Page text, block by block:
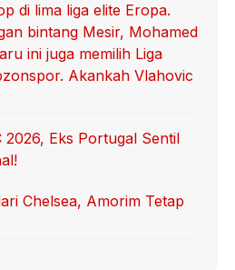
di lima liga elite Eropa.
bintang Mesir, Mohamed
ini juga memilih Liga
Akankah Vlahovic
2026, Eks Portugal Sentil
Chelsea, Amorim Tetap